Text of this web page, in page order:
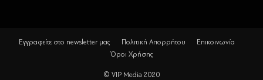
Εγγραφείτε στο newsletter μας Πολιτική Απορρήτου
Επικοινωνία
Όροι Χρήσης
© VIP Media 2020